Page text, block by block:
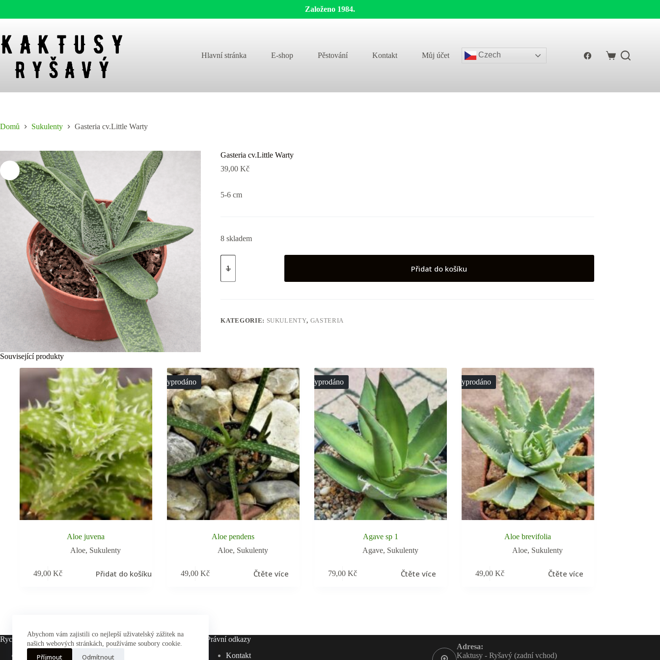
Založeno 1984.
content
Abychom vám zajistili co nejlepší uživatelský zážitek na
našich webových stránkách, používáme soubory cookie.
Příjmout Odmítnout
Hlavní stránka E-shop Pěstování Kontakt Můj účet Czech
Shopping
Domů Sukulenty Gasteria cv.Little Warty
Gasteria cv.Little Warty
39,00Kč
5-6 cm
8 skladem
Gasteria
cv.Little
množství
Přidat do košíku
KATEGORIE: SUKULENTY, GASTERIA
Související produkty
Aloe juvena
Aloe, Sukulenty
49,00 Kč Přidat do košíku
Vyprodáno
Aloe pendens
Aloe, Sukulenty
49,00 Kč Čtěte více
Vyprodáno
Agave sp 1
Agave, Sukulenty
79,00 Kč Čtěte více
Vyprodáno
Aloe brevifolia
Aloe, Sukulenty
49,00 Kč Čtěte více
Rychlé odkazy
Hlavní stránka
Právní odkazy
Kontakt
Adresa:
Kaktusy - Ryšavý (zadní vchod)